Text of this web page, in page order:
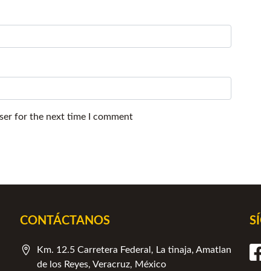
for the next time I comment
CONTÁCTANOS
Km. 12.5 Carretera Federal, La tinaja, Amatlan
de los Reyes, Veracruz, México